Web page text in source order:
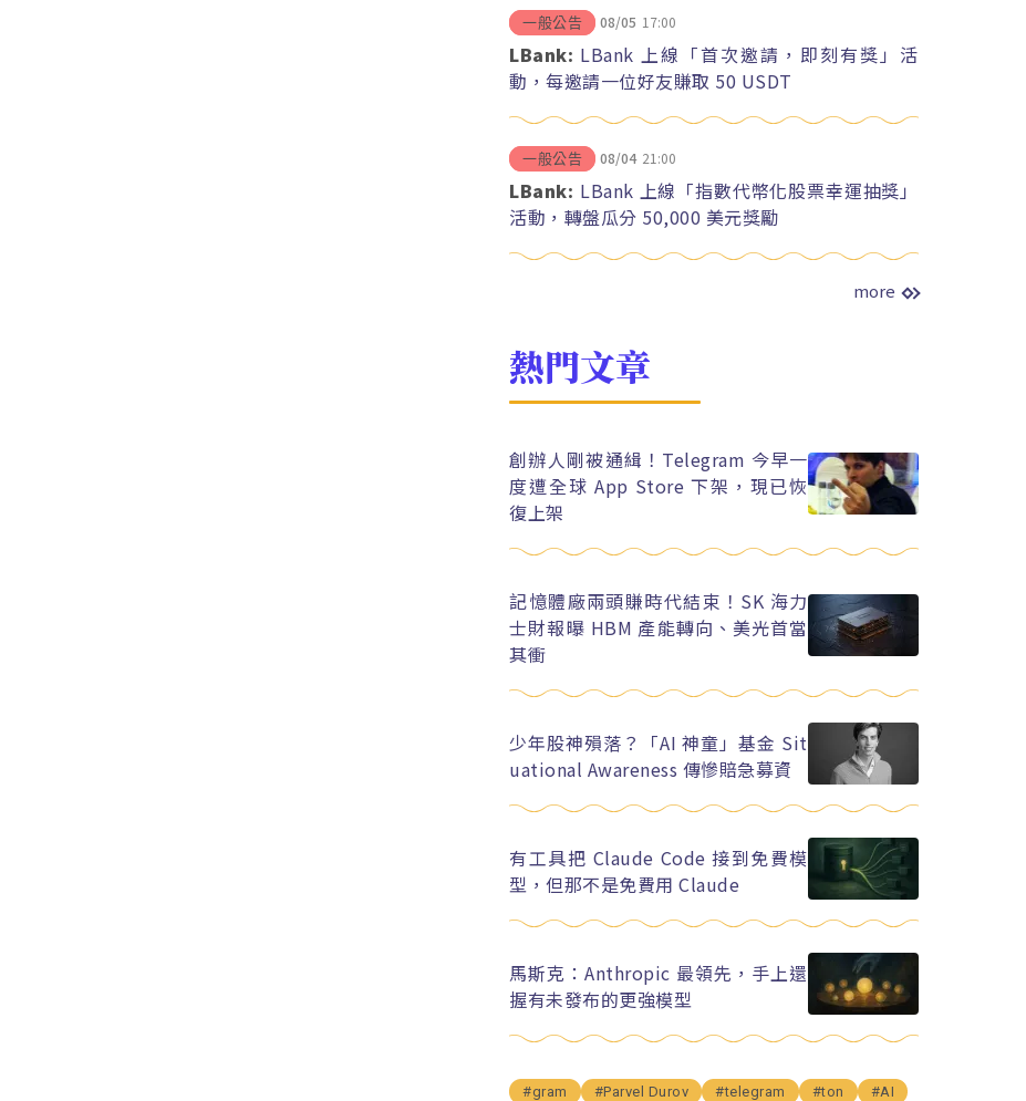
一般公告 08/05 17:00
LBank: LBank 上線「首次邀請，即刻有獎」活
動，每邀請一位好友賺取 50 USDT
一般公告 08/04 21:00
LBank: LBank 上線「指數代幣化股票幸運抽獎」
活動，轉盤瓜分 50,000 美元獎勵
more
熱門文章
創辦人剛被通緝！Telegram 今早一
度遭全球 App Store 下架，現已恢
復上架
記憶體廠兩頭賺時代結束！SK 海力
士財報曝 HBM 產能轉向、美光首當
其衝
少年股神殞落？「AI 神童」基金 Sit
uational Awareness 傳慘賠急募資
有工具把 Claude Code 接到免費模
型，但那不是免費用 Claude
馬斯克：Anthropic 最領先，手上還
握有未發布的更強模型
#gram #Parvel Durov #telegram #ton
#AI